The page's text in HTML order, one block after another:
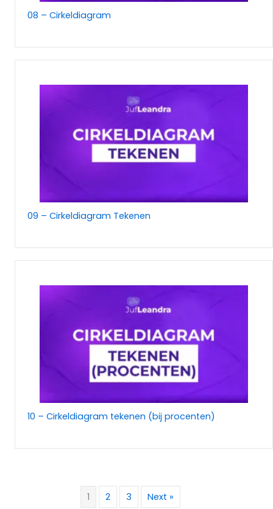
08 – Cirkeldiagram
09 – Cirkeldiagram Tekenen
10 – Cirkeldiagram tekenen (bij procenten)
1 2 3 Next »